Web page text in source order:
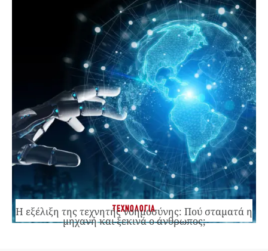
ΤΕΧΝΟΛΟΓΙΑ
Η εξέλιξη της τεχνητής νοημοσύνης: Πού σταματά η
μηχανή και ξεκινά ο άνθρωπος;